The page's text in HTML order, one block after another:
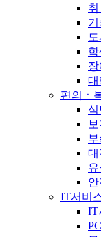
대
편의ㆍ
대
유
IT서비
IT